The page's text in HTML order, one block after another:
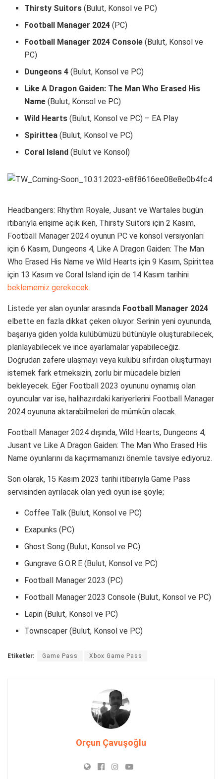
Thirsty Suitors (Bulut, Konsol ve PC)
Football Manager 2024 (PC)
Football Manager 2024 Console (Bulut, Konsol ve
PC)
Dungeons 4 (Bulut, Konsol ve PC)
Like A Dragon Gaiden: The Man Who Erased His
Name (Bulut, Konsol ve PC)
Wild Hearts (Bulut, Konsol ve PC) – EA Play
Spirittea (Bulut, Konsol ve PC)
Coral Island (Bulut ve Konsol)
Headbangers: Rhythm Royale, Jusant ve Wartales bugün
itibarıyla erişime açık iken, Thirsty Suitors için 2 Kasım,
Football Manager 2024 oyunun PC ve konsol versiyonları
için 6 Kasım, Dungeons 4, Like A Dragon Gaiden: The Man
Who Erased His Name ve Wild Hearts için 9 Kasım, Spirittea
için 13 Kasım ve Coral Island için de 14 Kasım tarihini
beklememiz gerekecek.
Listede yer alan oyunlar arasında Football Manager 2024
elbette en fazla dikkat çeken oluyor. Serinin yeni oyununda,
başarıya giden yolda kulübümüzü bütünüyle oluşturabilecek,
planlayabilecek ve ince ayarlamalar yapabileceğiz.
Doğrudan zafere ulaşmayı veya kulübü sıfırdan oluşturmayı
istemek fark etmeksizin, zorlu bir mücadele bizleri
bekleyecek. Eğer Football 2023 oyununu oynamış olan
oyuncular var ise, halihazırdaki kariyerlerini Football Manager
2024 oyununa aktarabilmeleri de mümkün olacak.
Football Manager 2024 dışında, Wild Hearts, Dungeons 4,
Jusant ve Like A Dragon Gaiden: The Man Who Erased His
Name oyunlarını da kaçırmamanızı önemle tavsiye ediyoruz.
Son olarak, 15 Kasım 2023 tarihi itibarıyla Game Pass
servisinden ayrılacak olan yedi oyun ise şöyle;
Coffee Talk (Bulut, Konsol ve PC)
Exapunks (PC)
Ghost Song (Bulut, Konsol ve PC)
Gungrave G.O.R.E (Bulut, Konsol ve PC)
Football Manager 2023 (PC)
Football Manager 2023 Console (Bulut, Konsol ve PC)
Lapin (Bulut, Konsol ve PC)
Townscaper (Bulut, Konsol ve PC)
Etiketler: Game Pass Xbox Game Pass
Orçun Çavuşoğlu